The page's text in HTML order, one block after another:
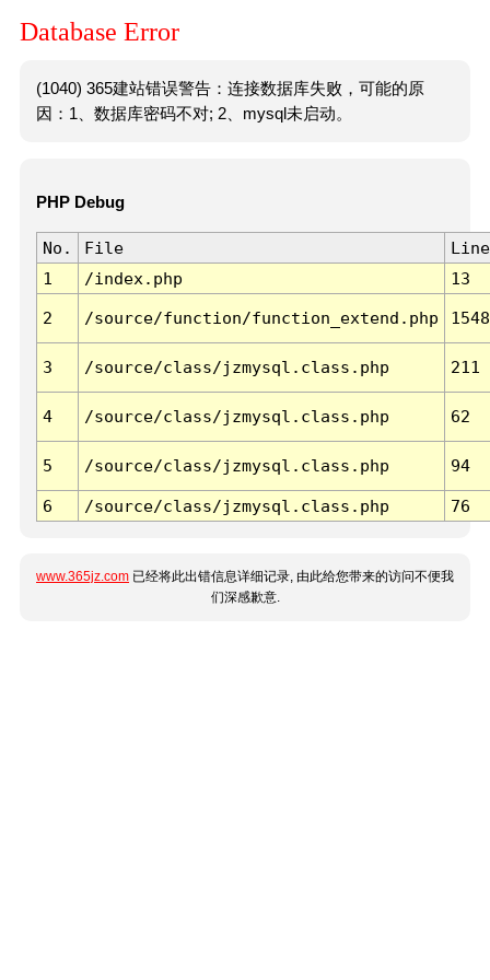
Database Error
(1040) 365建站错误警告：连接数据库失败，可能的原
因：1、数据库密码不对; 2、mysql未启动。
PHP Debug
No. File
Line
1
/index.php 13
2 /source/function/function_extend.php 1548
3 /source/class/jzmysql.class.php 211
4 /source/class/jzmysql.class.php 62
5 /source/class/jzmysql.class.php 94
6 /source/class/jzmysql.class.php 76
www.365jz.com 已经将此出错信息详细记录, 由此给您带来的访问不便我
们深感歉意.